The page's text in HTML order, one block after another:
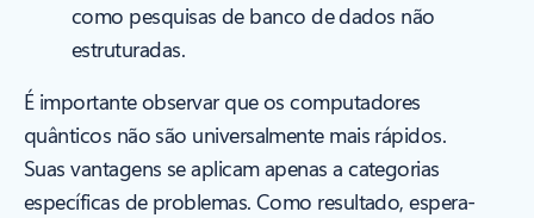
como pesquisas de banco de dados não
estruturadas.
É importante observar que os computadores
quânticos não são universalmente mais rápidos.
Suas vantagens se aplicam apenas a categorias
específicas de problemas. Como resultado, espera-